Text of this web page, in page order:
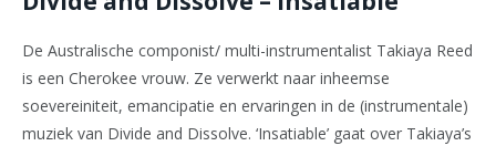
De Australische componist/ multi-instrumentalist Takiaya Reed
is een Cherokee vrouw. Ze verwerkt naar inheemse
soevereiniteit, emancipatie en ervaringen in de (instrumentale)
muziek van Divide and Dissolve. ‘Insatiable’ gaat over Takiaya’s